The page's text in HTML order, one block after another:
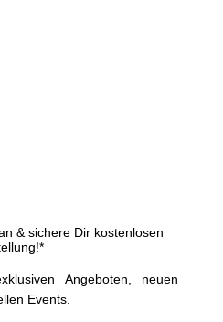
& sichere Dir kostenlosen
Angeboten, neuen
Events.